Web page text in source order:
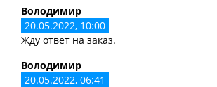
Володимир
20.05.2022, 10:00
Жду ответ на заказ.
Володимир
20.05.2022, 06:41